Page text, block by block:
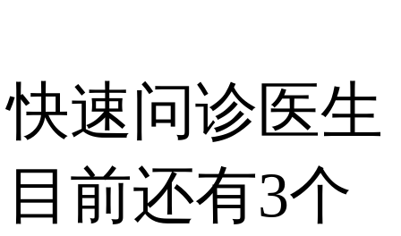
快速问诊医生
目前还有3个